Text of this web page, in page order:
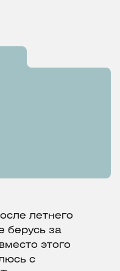
летнего
берусь за
этого
с